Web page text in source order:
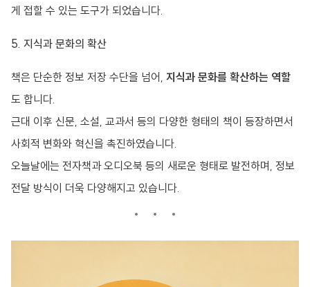
게 접할 수 있는 도구가 되었습니다.
5. 지식과 문화의 확산
책은 단순한 정보 저장 수단을 넘어, 지식과 문화를 확산하는 역할
도 합니다.
근대 이후 신문, 소설, 교과서 등의 다양한 형태의 책이 등장하면서
사회적 변화와 혁신을 촉진하였습니다.
오늘날에는 전자책과 오디오북 등의 새로운 형태로 발전하며, 정보
전달 방식이 더욱 다양해지고 있습니다.